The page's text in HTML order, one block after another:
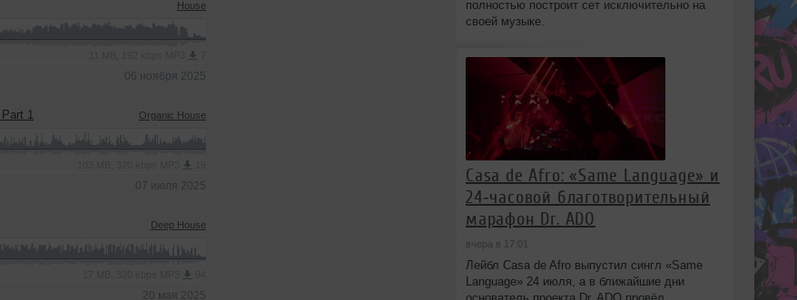
House
06 ноября 2025
1 Organic House
07 июля 2025
Deep House
20 мая 2025
полностью построит сет исключительно на
своей музыке.
Casa de Afro: «Same Language» и
24‑часовой благотворительный
марафон Dr. ADO
вчера в 17:01
Лейбл Casa de Afro выпустил сингл «Same
Language» 24 июля, а в ближайшие дни